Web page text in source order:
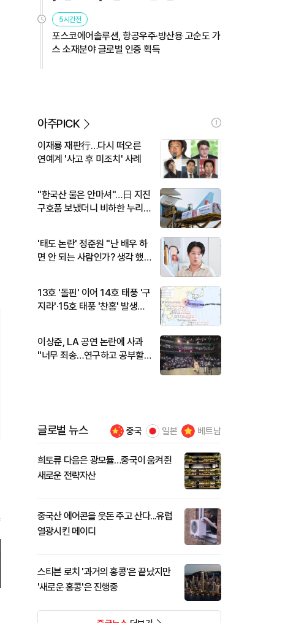
5시간전
포스코에어솔루션, 항공우주·방산용 고순도 가
스 소재분야 글로벌 인증 획득
아주PICK
이재룡 재판行…다시 떠오른
연예계 '사고 후 미조치' 사례
"한국산 물은 안마셔"…日 지진
구호품 보냈더니 비하한 누리
'태도 논란' 정준원 "난 배우 하
면 안 되는 사람인가? 생각 했
13호 '돌핀' 이어 14호 태풍 '구
지라'·15호 태풍 '찬홈' 발생…
이상준, LA 공연 논란에 사과
"너무 죄송…연구하고 공부할
글로벌 뉴스 중국 일본 베트남
희토류 다음은 광모듈…중국이 움켜쥔
새로운 전략자산
중국산 에어콘을 웃돈 주고 산다...유럽
열광시킨 메이디
스티븐 로치 '과거의 홍콩'은 끝났지만
'새로운 홍콩'은 진행중